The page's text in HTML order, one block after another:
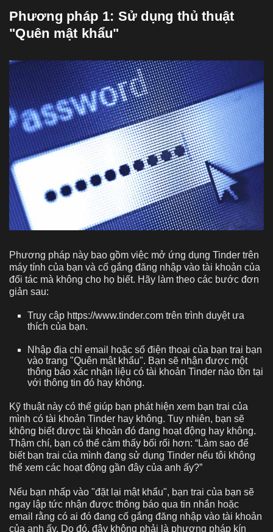
Phương pháp 1: Sử dụng thủ thuật
"Quên mật khẩu"
Phương pháp này bao gồm việc mở ứng dụng Tinder trên
máy tính của bạn và cố gắng đăng nhập vào tài khoản của
đối tác mà không cho họ biết. Hãy làm theo các bước đơn
giản sau:
Truy cập https://www.tinder.com trên trình duyệt ưa
thích của bạn.
Nhập địa chỉ email hoặc số điện thoại của bạn trai bạn
vào trang "Quên mật khẩu". Bạn sẽ nhận được một
thông báo xác nhận liệu có tài khoản Tinder nào tồn tại
với thông tin đó hay không.
Kỹ thuật này có thể giúp bạn phát hiện xem bạn trai của
mình có tài khoản Tinder hay không. Tuy nhiên, bạn sẽ
không biết được tài khoản đó đang hoạt động hay không.
Thậm chí, bạn có thể cảm thấy bối rối hơn: “Làm sao để
biết bạn trai của mình đang sử dụng Tinder nếu tôi không
thể xem các hoạt động gần đây của anh ấy?”
Nếu bạn nhấp vào "đặt lại mật khẩu", bạn trai của bạn sẽ
ngay lập tức nhận được thông báo qua tin nhắn hoặc
email rằng có ai đó đang cố gắng đăng nhập vào tài khoản
của anh ấy. Do đó, đây không phải là phương pháp kín